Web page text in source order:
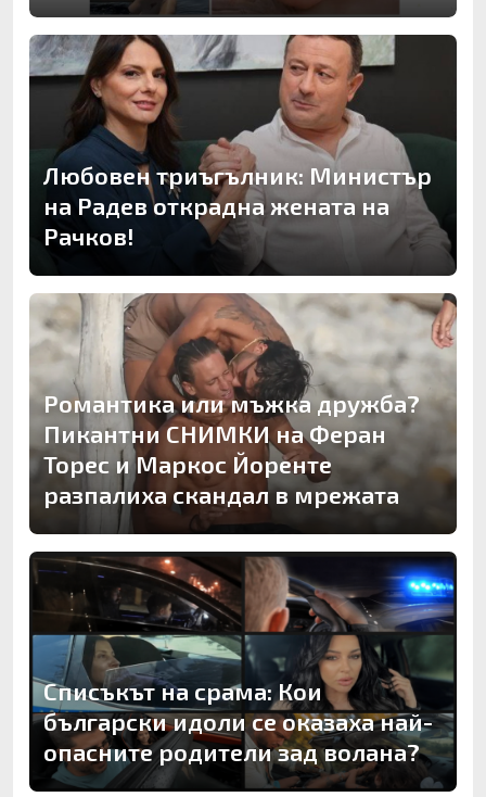
Любовен триъгълник: Министър
на Радев открадна жената на
Рачков!
Романтика или мъжка дружба?
Пикантни СНИМКИ на Феран
Торес и Маркос Йоренте
разпалиха скандал в мрежата
Списъкът на срама: Кои
български идоли се оказаха най-
опасните родители зад волана?